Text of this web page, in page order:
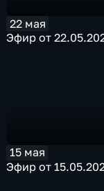
22 мая
Эфир от
15 мая
Эфир от